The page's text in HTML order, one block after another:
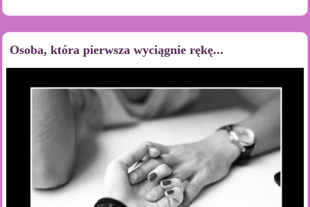
Osoba, która pierwsza wyciągnie rękę...